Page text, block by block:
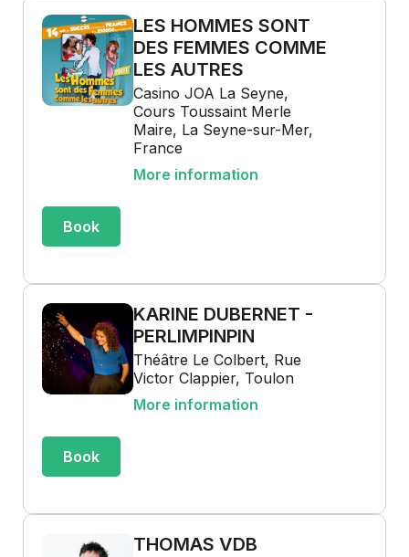
LES HOMMES SONT
DES FEMMES COMME
LES AUTRES
Casino JOA La Seyne,
Cours Toussaint Merle
Maire, La Seyne-sur-Mer,
France
More information
Book
KARINE DUBERNET -
PERLIMPINPIN
Théâtre Le Colbert, Rue
Victor Clappier, Toulon
More information
Book
THOMAS VDB